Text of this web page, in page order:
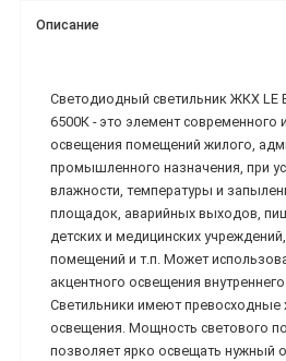
Описание
Светодиодный светильник ЖКХ LE
6500К - это элемент современного
освещения помещений жилого,
промышленного назначения, при
влажности, температуры и
площадок, аварийных выходов,
детских и медицинских
помещений и т.п. Может
акцентного освещения
Светильники имеют превосходные
освещения. Мощность светового
позволяет ярко освещать нужный